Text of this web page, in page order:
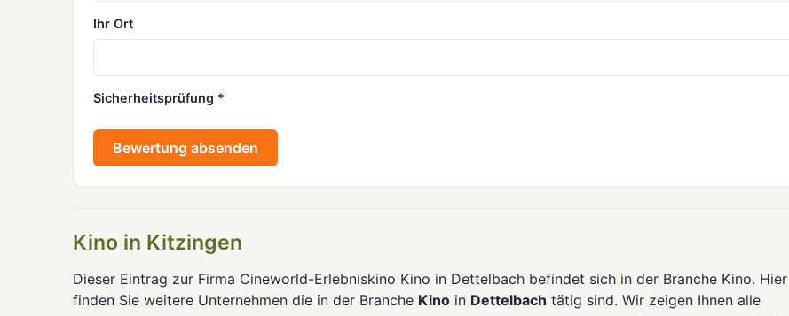
Ihr Ort
Sicherheitsprüfung *
Bewertung absenden
Kino in Kitzingen
Dieser Eintrag zur Firma Cineworld-Erlebniskino Kino in Dettelbach befindet sich in der Branche Kino. Hier
finden Sie weitere Unternehmen die in der Branche Kino in Dettelbach tätig sind. Wir zeigen Ihnen alle